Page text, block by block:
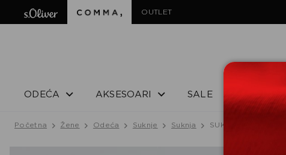
OUTLET
ODEĆA AKSESOARI SALE
Početna Žene Odeća Suknje Suknja SUKNJA DUGA